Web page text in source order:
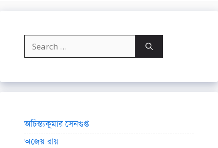
Search
for:
অচিন্ত্যকুমার সেনগুপ্ত
অজেয় রায়